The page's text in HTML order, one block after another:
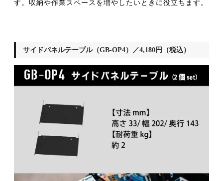
す。収納や作業スペースを増やしたいときに役立ちます。
サイドパネルテーブル（GB-OP4）／4,180円（税込）